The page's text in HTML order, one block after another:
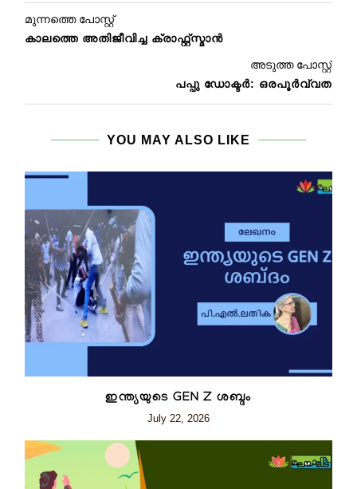
മുന്നത്തെ പോസ്റ്റ്
കാലത്തെ അതിജീവിച്ച ക്രാഫ്റ്റ്സ്മാൻ
അടുത്ത പോസ്റ്റ്
പപ്പു ഡോക്ടർ: ഒരപൂർവ്വത
YOU MAY ALSO LIKE
ഇന്ത്യയുടെ GEN Z ശബ്ദം
July 22, 2026